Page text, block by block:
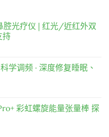
腔光疗仪 | 红光/近红外双
持
学调频 · 深度修复睡眠、
彩虹螺旋能量张量棒 探